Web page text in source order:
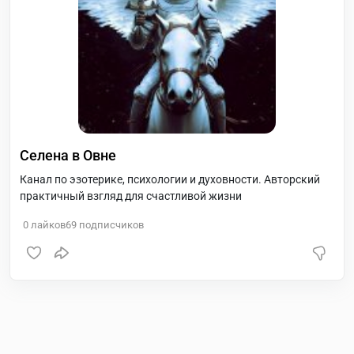
Селена в Овне
Канал по эзотерике, психологии и духовности. Авторский
практичный взгляд для счастливой жизни
0 лайков69 подписчиков